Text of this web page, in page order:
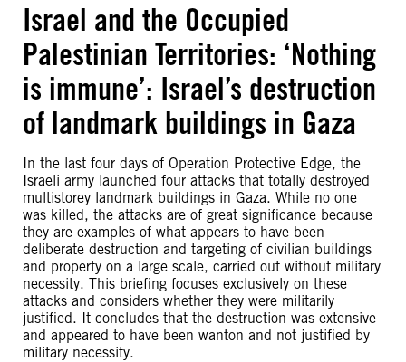
Israel and the Occupied
Palestinian Territories: ‘Nothing
is immune’: Israel’s destruction
of landmark buildings in Gaza
In the last four days of Operation Protective Edge, the
Israeli army launched four attacks that totally destroyed
multistorey landmark buildings in Gaza. While no one
was killed, the attacks are of great significance because
they are examples of what appears to have been
deliberate destruction and targeting of civilian buildings
and property on a large scale, carried out without military
necessity. This briefing focuses exclusively on these
attacks and considers whether they were militarily
justified. It concludes that the destruction was extensive
and appeared to have been wanton and not justified by
military necessity.